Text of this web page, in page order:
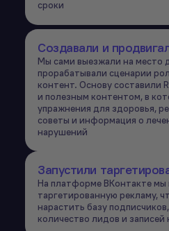
сроки
Создавали и
Мы сами выезжали на место
прорабатывали сценарии
контент. Основу составили
и полезным контентом, в
упражнения для здоровья,
советы и информация о
нарушений
Запустили
На платформе ВКонтакте мы
таргетированную рекламу,
нарастить базу
количество лидов и записей